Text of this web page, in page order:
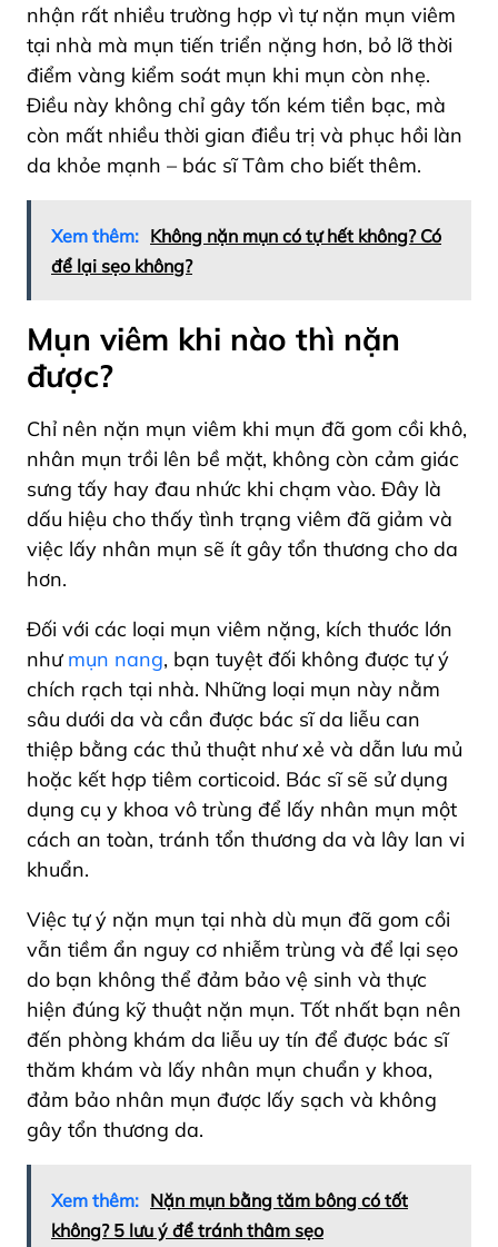
nhận rất nhiều trường hợp vì tự nặn mụn viêm
tại nhà mà mụn tiến triển nặng hơn, bỏ lỡ thời
điểm vàng kiểm soát mụn khi mụn còn nhẹ.
Điều này không chỉ gây tốn kém tiền bạc, mà
còn mất nhiều thời gian điều trị và phục hồi làn
da khỏe mạnh – bác sĩ Tâm cho biết thêm.
Xem thêm: Không nặn mụn có tự hết không? Có
để lại sẹo không?
Mụn viêm khi nào thì nặn
được?
Chỉ nên nặn mụn viêm khi mụn đã gom cồi khô,
nhân mụn trồi lên bề mặt, không còn cảm giác
sưng tấy hay đau nhức khi chạm vào. Đây là
dấu hiệu cho thấy tình trạng viêm đã giảm và
việc lấy nhân mụn sẽ ít gây tổn thương cho da
hơn.
Đối với các loại mụn viêm nặng, kích thước lớn
như mụn nang, bạn tuyệt đối không được tự ý
chích rạch tại nhà. Những loại mụn này nằm
sâu dưới da và cần được bác sĩ da liễu can
thiệp bằng các thủ thuật như xẻ và dẫn lưu mủ
hoặc kết hợp tiêm corticoid. Bác sĩ sẽ sử dụng
dụng cụ y khoa vô trùng để lấy nhân mụn một
cách an toàn, tránh tổn thương da và lây lan vi
khuẩn.
Việc tự ý nặn mụn tại nhà dù mụn đã gom cồi
vẫn tiềm ẩn nguy cơ nhiễm trùng và để lại sẹo
do bạn không thể đảm bảo vệ sinh và thực
hiện đúng kỹ thuật nặn mụn. Tốt nhất bạn nên
đến phòng khám da liễu uy tín để được bác sĩ
thăm khám và lấy nhân mụn chuẩn y khoa,
đảm bảo nhân mụn được lấy sạch và không
gây tổn thương da.
Xem thêm: Nặn mụn bằng tăm bông có tốt
không? 5 lưu ý để tránh thâm sẹo